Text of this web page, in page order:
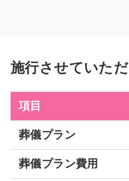
施行させていた
項目
葬儀プラン
葬儀プラン費用